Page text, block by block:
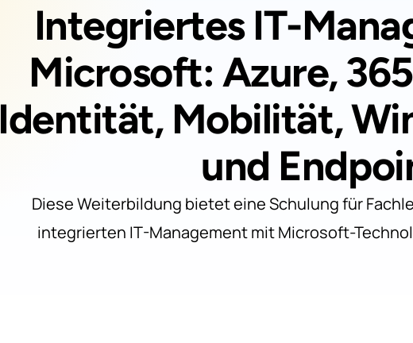
Integriertes IT-
Microsoft: Azure,
Identität, Mobilität,
und
Diese Weiterbildung bietet eine Schulung für
integrierten IT-Management mit Microsoft-